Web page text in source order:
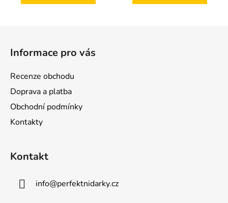
Informace pro vás
Recenze obchodu
Doprava a platba
Obchodní podmínky
Kontakty
Kontakt
info@perfektnidarky.cz